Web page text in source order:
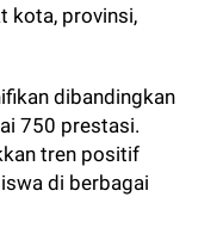
kota, provinsi,
dibandingkan
750 prestasi.
tren positif
di berbagai